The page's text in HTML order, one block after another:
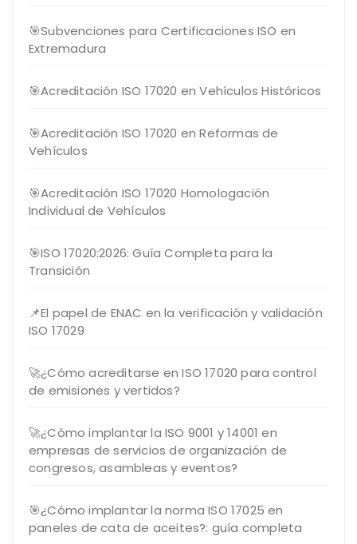
🎯Subvenciones para Certificaciones ISO en
Extremadura
🎯Acreditación ISO 17020 en Vehículos Históricos
🎯Acreditación ISO 17020 en Reformas de
Vehículos
🎯Acreditación ISO 17020 Homologación
Individual de Vehículos
🎯ISO 17020:2026: Guía Completa para la
Transición
📌El papel de ENAC en la verificación y validación
ISO 17029
🚀¿Cómo acreditarse en ISO 17020 para control
de emisiones y vertidos?
🚀¿Cómo implantar la ISO 9001 y 14001 en
empresas de servicios de organización de
congresos, asambleas y eventos?
🎯¿Cómo implantar la norma ISO 17025 en
paneles de cata de aceites?: guía completa